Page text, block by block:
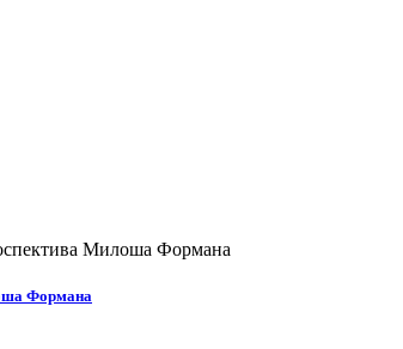
Милоша Формана
Формана